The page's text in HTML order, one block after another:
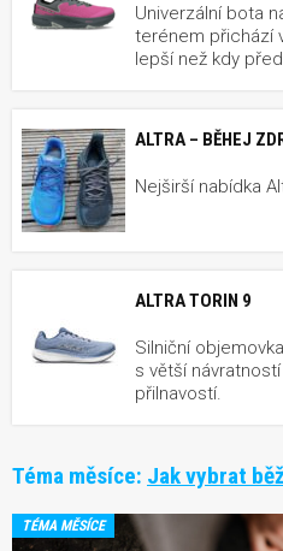
Univerzální bota
terénem přichází
lepší než kdy
ALTRA – BĚHEJ
Nejširší nabídka
ALTRA TORIN 9
Silniční
s větší
přilnavostí.
Téma měsíce: Jak vybrat
TÉMA MĚSÍCE